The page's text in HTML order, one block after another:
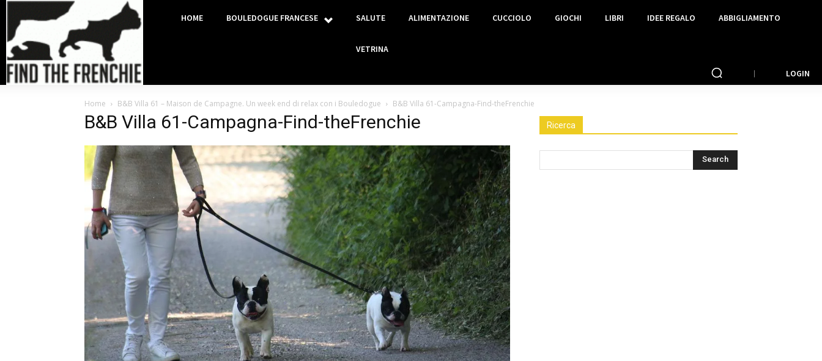
HOME BOULEDOGUE FRANCESE SALUTE ALIMENTAZIONE CUCCIOLO GIOCHI LIBRI IDEE REGALO ABBIGLIAMENTO
VETRINA
LOGIN
Home B&B Villa 61 – Maison de Campagne. Un week end di relax con i Bouledogue B&B Villa 61-Campagna-Find-theFrenchie
B&B Villa 61-Campagna-Find-theFrenchie Ricerca